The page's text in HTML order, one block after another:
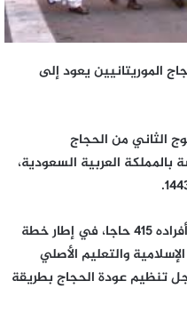
الموريتانيين يعود إلى
الثاني من الحجاج
بالمملكة العربية السعودية،
ويأتي وصول هذا الفوج، البالغ عدد أفراده 415 حاجا، في إطار خطة
والتعليم الأصلي
تنظيم عودة الحجاج بطريقة